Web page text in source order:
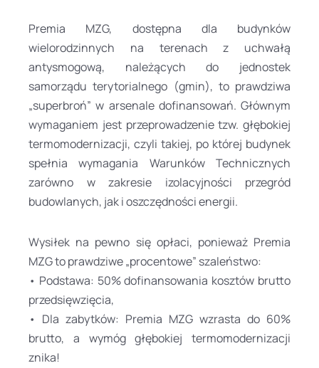
Premia MZG, dostępna dla budynków
wielorodzinnych na terenach z uchwałą
antysmogową, należących do jednostek
samorządu terytorialnego (gmin), to prawdziwa
„superbroń” w arsenale dofinansowań. Głównym
wymaganiem jest przeprowadzenie tzw. głębokiej
termomodernizacji, czyli takiej, po której budynek
spełnia wymagania Warunków Technicznych
zarówno w zakresie izolacyjności przegród
budowlanych, jak i oszczędności energii.
Wysiłek na pewno się opłaci, ponieważ Premia
MZG to prawdziwe „procentowe” szaleństwo:
• Podstawa: 50% dofinansowania kosztów brutto
przedsięwzięcia,
• Dla zabytków: Premia MZG wzrasta do 60%
brutto, a wymóg głębokiej termomodernizacji
znika!